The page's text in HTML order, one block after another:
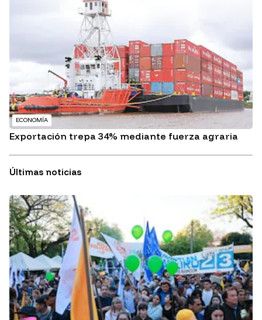
ECONOMÍA
Exportación trepa 34% mediante fuerza agraria
Últimas noticias